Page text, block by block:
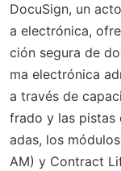
DocuSign, un
a electrónica,
ción segura de
ma electrónica
a través de
frado y las pistas
adas, los
AM) y Contract